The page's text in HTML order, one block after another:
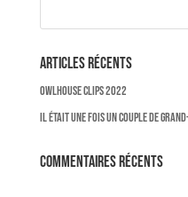
Articles récents
OWLHOUSE CLIPS 2022
Il était une fois un couple de
Commentaires récents